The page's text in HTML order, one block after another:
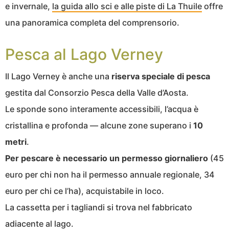
e invernale, la guida allo sci e alle piste di La Thuile offre
una panoramica completa del comprensorio.
Pesca al Lago Verney
Il Lago Verney è anche una riserva speciale di pesca
gestita dal Consorzio Pesca della Valle d’Aosta.
Le sponde sono interamente accessibili, l’acqua è
cristallina e profonda — alcune zone superano i 10
metri.
Per pescare è necessario un permesso giornaliero (45
euro per chi non ha il permesso annuale regionale, 34
euro per chi ce l’ha), acquistabile in loco.
La cassetta per i tagliandi si trova nel fabbricato
adiacente al lago.